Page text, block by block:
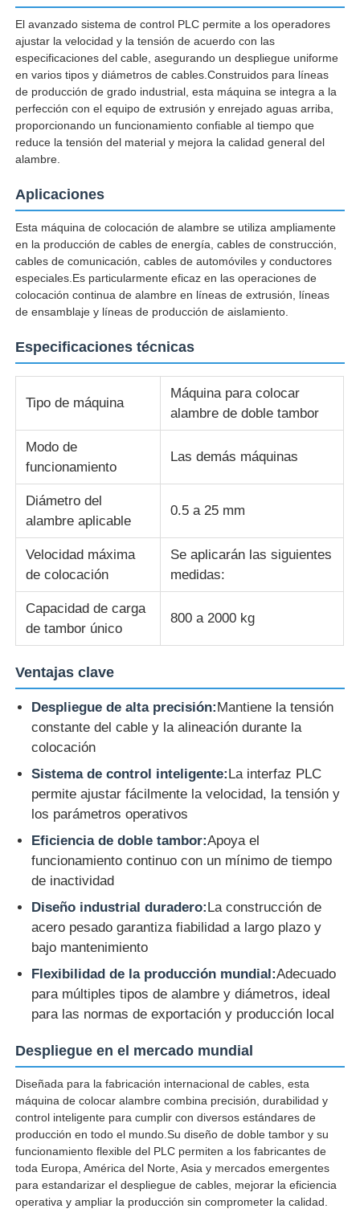
Visita a la fábrica
Control de Calidad
Contacto
noticias
Todos los casos
Solicitar una cotización
Línea de producción de extrusión
línea de la protuberancia del alambre
máquina de encalladura de alambre
Máquina de enroscamiento con doble giro
Máquina blindada
Máquina de embalaje
máquina de cableado
alambre que pone la máquina
maquina rebobinadora
recorrido de la máquina
máquina de enrollar cables
máquina de extrusión de desmontaje
El avanzado sistema de control PLC permite a los operadores
ajustar la velocidad y la tensión de acuerdo con las
especificaciones del cable, asegurando un despliegue uniforme
en varios tipos y diámetros de cables.Construidos para líneas
de producción de grado industrial, esta máquina se integra a la
perfección con el equipo de extrusión y enrejado aguas arriba,
proporcionando un funcionamiento confiable al tiempo que
reduce la tensión del material y mejora la calidad general del
alambre.
Aplicaciones
Esta máquina de colocación de alambre se utiliza ampliamente
en la producción de cables de energía, cables de construcción,
cables de comunicación, cables de automóviles y conductores
especiales.Es particularmente eficaz en las operaciones de
colocación continua de alambre en líneas de extrusión, líneas
de ensamblaje y líneas de producción de aislamiento.
Especificaciones técnicas
Tipo de máquina
Máquina para colocar
alambre de doble tambor
Modo de
funcionamiento
Las demás máquinas
Diámetro del
alambre aplicable
0.5 a 25 mm
Velocidad máxima
de colocación
Se aplicarán las siguientes
medidas:
Capacidad de carga
de tambor único
800 a 2000 kg
Ventajas clave
Despliegue de alta precisión:Mantiene la tensión
constante del cable y la alineación durante la
colocación
Sistema de control inteligente:La interfaz PLC
permite ajustar fácilmente la velocidad, la tensión y
los parámetros operativos
Eficiencia de doble tambor:Apoya el
funcionamiento continuo con un mínimo de tiempo
de inactividad
Diseño industrial duradero:La construcción de
acero pesado garantiza fiabilidad a largo plazo y
bajo mantenimiento
Flexibilidad de la producción mundial:Adecuado
para múltiples tipos de alambre y diámetros, ideal
para las normas de exportación y producción local
Despliegue en el mercado mundial
Diseñada para la fabricación internacional de cables, esta
máquina de colocar alambre combina precisión, durabilidad y
control inteligente para cumplir con diversos estándares de
producción en todo el mundo.Su diseño de doble tambor y su
funcionamiento flexible del PLC permiten a los fabricantes de
toda Europa, América del Norte, Asia y mercados emergentes
para estandarizar el despliegue de cables, mejorar la eficiencia
operativa y ampliar la producción sin comprometer la calidad.